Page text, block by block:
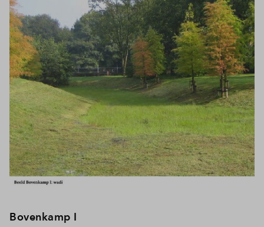
Bovenkamp I